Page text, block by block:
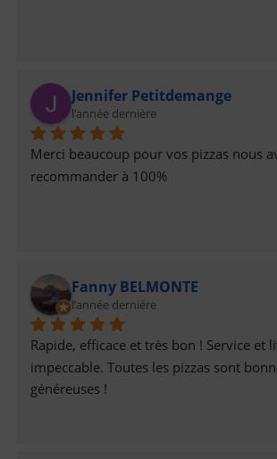
Jennifer Petitdemange
l’année dernière
Merci beaucoup pour vos pizzas nous
recommander à 100%
Fanny BELMONTE
l’année dernière
Rapide, efficace et très bon ! Service et
impeccable. Toutes les pizzas sont
généreuses !